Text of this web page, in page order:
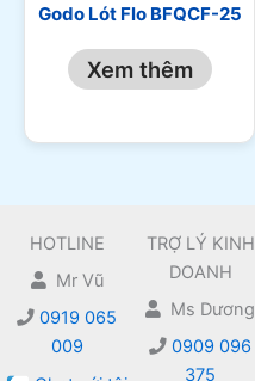
Godo Lót Flo BFQCF-25
Xem thêm
HOTLINE
Mr Vũ
0919 065
009
TRỢ LÝ KINH
DOANH
Ms Dương
0909 096
375